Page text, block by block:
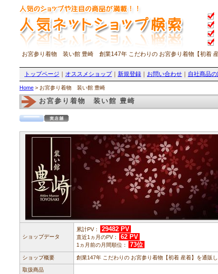
お宮参り着物 装い館 豊崎 創業147年 こだわりの お宮参り着物【初着
トップページ オススメショップ｜ 新規登録 お問い合わせ 自社商品
Home > お宮参り着物 装い館 豊崎
お宮参り着物 装い館 豊崎
ショップデータ
累計PV： 29482 PV
直近1ヵ月のPV： 62 PV
1ヵ月前の月間順位： 73位
ショップ概要 創業147年 こだわりの お宮参り着物【初着 産着】を通販
取扱商品